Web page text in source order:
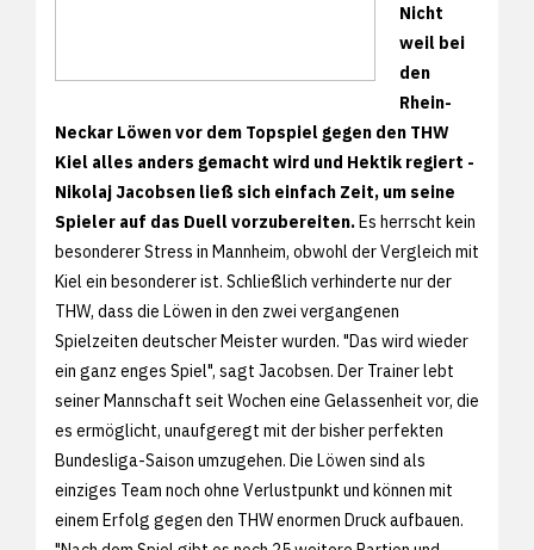
Nicht
weil bei
den
Rhein-
Neckar Löwen vor dem Topspiel gegen den THW
Kiel alles anders gemacht wird und Hektik regiert -
Nikolaj Jacobsen ließ sich einfach Zeit, um seine
Spieler auf das Duell vorzubereiten.Es herrscht kein
besonderer Stress in Mannheim, obwohl der Vergleich mit
Kiel ein besonderer ist. Schließlich verhinderte nur der
THW, dass die Löwen in den zwei vergangenen
Spielzeiten deutscher Meister wurden. "Das wird wieder
ein ganz enges Spiel", sagt Jacobsen. Der Trainer lebt
seiner Mannschaft seit Wochen eine Gelassenheit vor, die
es ermöglicht, unaufgeregt mit der bisher perfekten
Bundesliga-Saison umzugehen. Die Löwen sind als
einziges Team noch ohne Verlustpunkt und können mit
einem Erfolg gegen den THW enormen Druck aufbauen.